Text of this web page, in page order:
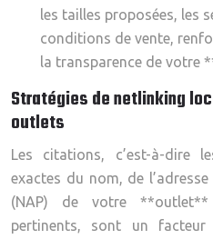
les tailles proposées, les
conditions de vente,
la transparence de votre
Stratégies de netlinking
outlets
Les citations, c’est-à-dire
exactes du nom, de
(NAP) de votre
pertinents, sont un